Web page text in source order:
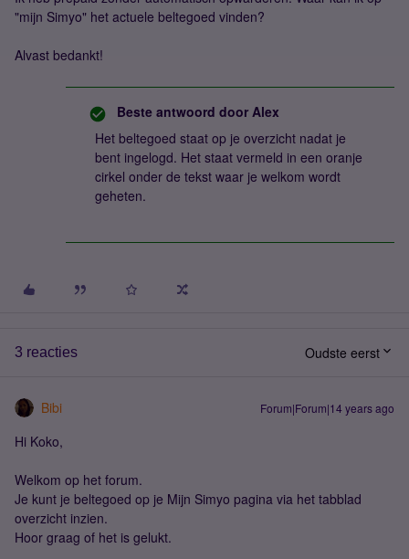
"mijn Simyo" het actuele beltegoed vinden?
Alvast bedankt!
Beste antwoord door Alex
Het beltegoed staat op je overzicht nadat je
bent ingelogd. Het staat vermeld in een oranje
cirkel onder de tekst waar je welkom wordt
geheten.
3 reacties Oudste eerst
Bibi Forum|Forum|14 years ago
Hi Koko,
Welkom op het forum.
Je kunt je beltegoed op je Mijn Simyo pagina via het tabblad
overzicht inzien.
Hoor graag of het is gelukt.